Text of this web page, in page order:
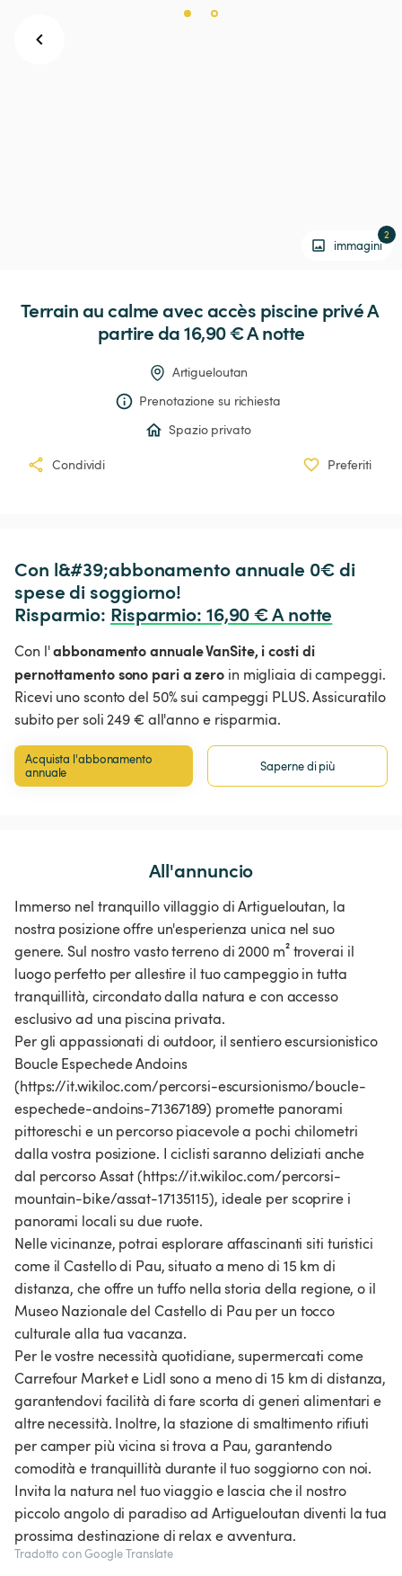
immagini
2
Terrainaucalmeavecaccès piscine privé A
partire da 16,90 € A notte
Artigueloutan
Prenotazione su richiesta
Spazio privato
Condividi Preferiti
Con l&#39;abbonamento annuale 0€ di
spese di soggiorno!
Risparmio: Risparmio: 16,90 € A notte
Con l'abbonamento annuale VanSite, i costi di
pernottamento sono pari a zero in migliaia di campeggi.
Ricevi uno sconto del 50% sui campeggi PLUS. Assicuratilo
subito per soli 249 € all'anno e risparmia.
Acquista l'abbonamento
annuale
Saperne di più
All'annuncio
Immerso nel tranquillo villaggio di Artigueloutan, la
nostra posizione offre un'esperienza unica nel suo
genere. Sul nostro vasto terreno di 2000 m² troverai il
luogo perfetto per allestire il tuo campeggio in tutta
tranquillità, circondato dalla natura e con accesso
esclusivo ad una piscina privata.
Per gli appassionati di outdoor, il sentiero escursionistico
Boucle Espechede Andoins
(https://it.wikiloc.com/percorsi-escursionismo/boucle-
espechede-andoins-71367189) promette panorami
pittoreschi e un percorso piacevole a pochi chilometri
dalla vostra posizione. I ciclisti saranno deliziati anche
dal percorso Assat (https://it.wikiloc.com/percorsi-
mountain-bike/assat-17135115), ideale per scoprire i
panorami locali su due ruote.
Nelle vicinanze, potrai esplorare affascinanti siti turistici
come il Castello di Pau, situato a meno di 15 km di
distanza, che offre un tuffo nella storia della regione, o il
Museo Nazionale del Castello di Pau per un tocco
culturale alla tua vacanza.
Per le vostre necessità quotidiane, supermercati come
Carrefour Market e Lidl sono a meno di 15 km di distanza,
garantendovi facilità di fare scorta di generi alimentari e
altre necessità. Inoltre, la stazione di smaltimento rifiuti
per camper più vicina si trova a Pau, garantendo
comodità e tranquillità durante il tuo soggiorno con noi.
Invita la natura nel tuo viaggio e lascia che il nostro
piccolo angolo di paradiso ad Artigueloutan diventi la tua
Tradotto con Google Translate